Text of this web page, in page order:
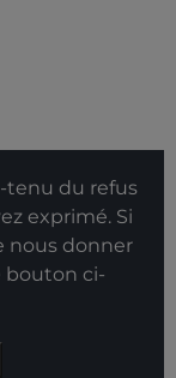
tenu du refus
exprimé. Si
nous donner
bouton ci-